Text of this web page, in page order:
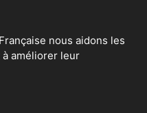
nous aidons les
améliorer leur